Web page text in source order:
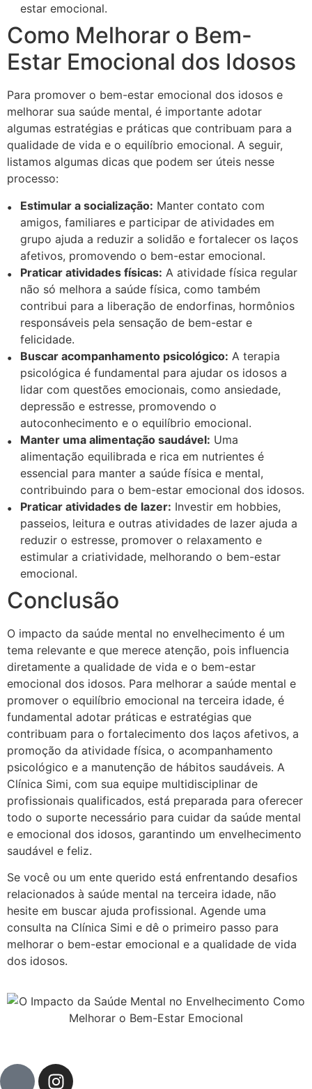
estar emocional.
Como Melhorar o Bem-
Estar Emocional dos Idosos
Para promover o bem-estar emocional dos idosos e
melhorar sua saúde mental, é importante adotar
algumas estratégias e práticas que contribuam para a
qualidade de vida e o equilíbrio emocional. A seguir,
listamos algumas dicas que podem ser úteis nesse
processo:
Estimular a socialização: Manter contato com
amigos, familiares e participar de atividades em
grupo ajuda a reduzir a solidão e fortalecer os laços
afetivos, promovendo o bem-estar emocional.
Praticar atividades físicas: A atividade física regular
não só melhora a saúde física, como também
contribui para a liberação de endorfinas, hormônios
responsáveis pela sensação de bem-estar e
felicidade.
Buscar acompanhamento psicológico: A terapia
psicológica é fundamental para ajudar os idosos a
lidar com questões emocionais, como ansiedade,
depressão e estresse, promovendo o
autoconhecimento e o equilíbrio emocional.
Manter uma alimentação saudável: Uma
alimentação equilibrada e rica em nutrientes é
essencial para manter a saúde física e mental,
contribuindo para o bem-estar emocional dos idosos.
Praticar atividades de lazer: Investir em hobbies,
passeios, leitura e outras atividades de lazer ajuda a
reduzir o estresse, promover o relaxamento e
estimular a criatividade, melhorando o bem-estar
emocional.
Conclusão
O impacto da saúde mental no envelhecimento é um
tema relevante e que merece atenção, pois influencia
diretamente a qualidade de vida e o bem-estar
emocional dos idosos. Para melhorar a saúde mental e
promover o equilíbrio emocional na terceira idade, é
fundamental adotar práticas e estratégias que
contribuam para o fortalecimento dos laços afetivos, a
promoção da atividade física, o acompanhamento
psicológico e a manutenção de hábitos saudáveis. A
Clínica Simi, com sua equipe multidisciplinar de
profissionais qualificados, está preparada para oferecer
todo o suporte necessário para cuidar da saúde mental
e emocional dos idosos, garantindo um envelhecimento
saudável e feliz.
Se você ou um ente querido está enfrentando desafios
relacionados à saúde mental na terceira idade, não
hesite em buscar ajuda profissional. Agende uma
consulta na Clínica Simi e dê o primeiro passo para
melhorar o bem-estar emocional e a qualidade de vida
dos idosos.